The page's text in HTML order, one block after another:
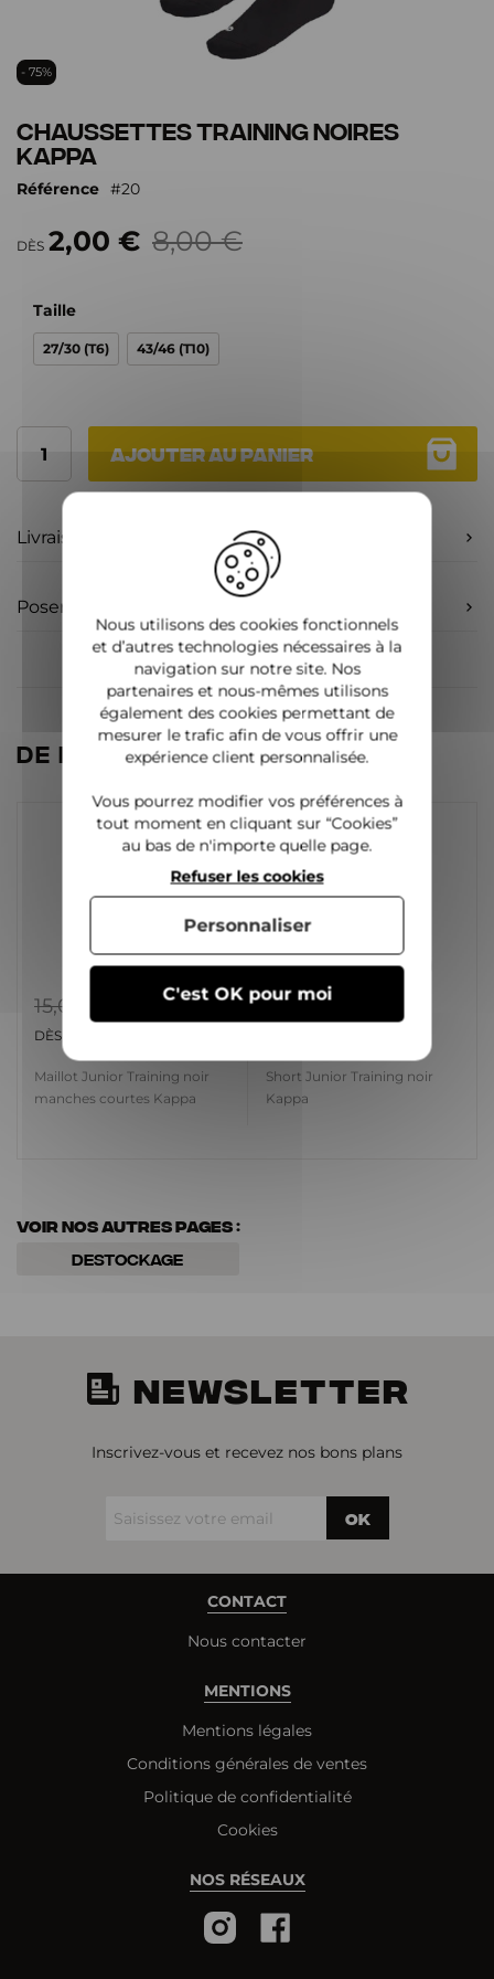
Passer
de
la
Galerie
- 75%
Chaussettes Training noires
Kappa
Référence 20
DÈS 2,00 € 8,00 €
Taille
27/30 (T6) 43/46 (T10)
Ajouter au panier
Livraison
Poser une question
DE LA MÊME CATÉGORIE
DÈS
15,00 €
Maillot Junior Training noir
manches courtes Kappa
13,00 €
Short Junior Training noir
Kappa
Voir nos autres pages :
Destockage
NEWSLETTER
Inscrivez-vous et recevez nos bons plans
OK
CONTACT
Nous contacter
MENTIONS
Mentions légales
Conditions générales de ventes
Politique de confidentialité
Cookies
NOS RÉSEAUX
Nous utilisons des cookies fonctionnels
et d’autres technologies nécessaires à la
navigation sur notre site. Nos
partenaires et nous-mêmes utilisons
également des cookies permettant de
mesurer le trafic afin de vous offrir une
expérience client personnalisée.
Vous pourrez modifier vos préférences à
tout moment en cliquant sur “Cookies”
au bas de n'importe quelle page.
C'est OK pour moi
Refuser les cookies
Personnaliser